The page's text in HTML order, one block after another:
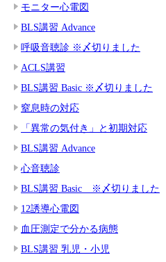
モニター心電図
BLS講習 Advance
呼吸音聴診 ※〆切りました
ACLS講習
BLS講習 Basic ※〆切りました
窒息時の対応
「異常の気付き」と初期対応
BLS講習 Advance
心音聴診
BLS講習 Basic ※〆切りました
12誘導心電図
血圧測定で分かる病態
BLS講習 乳児・小児